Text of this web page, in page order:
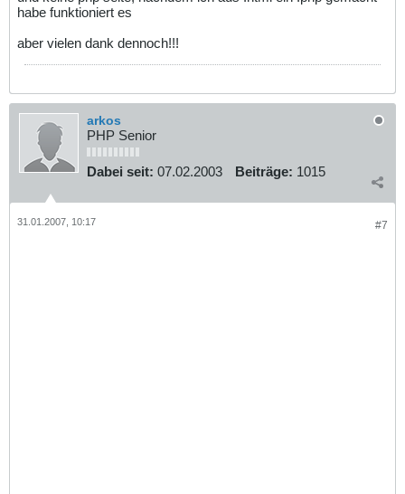
habe funktioniert es
aber vielen dank dennoch!!!
arkos
PHP Senior
Dabei seit: 07.02.2003 Beiträge: 1015
#7
31.01.2007, 10:17